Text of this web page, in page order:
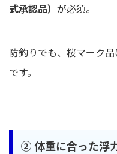
式承認品） が必須。
防釣りでも、桜マーク品
です。
②体重に合った浮